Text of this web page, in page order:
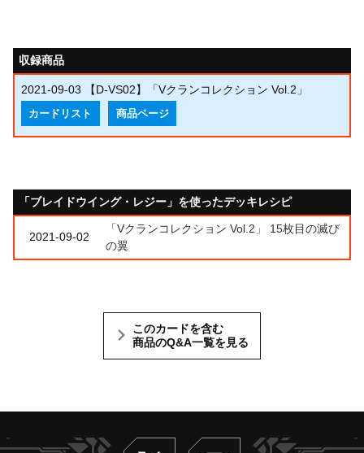
収録商品
2021-09-03 【D-VS02】「Vクランコレクション Vol.2」
カードリスト 商品ページ
「ブレイドウイング・レジー」を使ったデッキレシピ
2021-09-02
「Vクランコレクション Vol.2」 15枚目の滅び
の翼
このカードを含む
商品のQ&A一覧を見る
Twitter ヴァンガードch